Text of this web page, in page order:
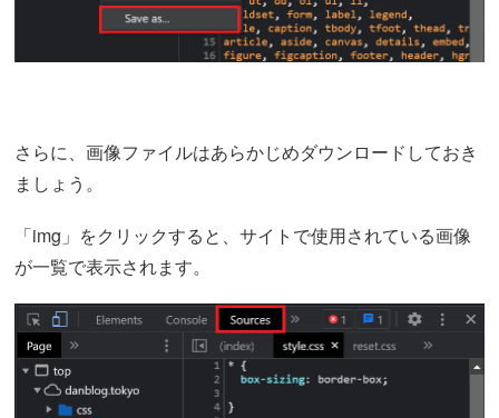
さらに、画像ファイルはあらかじめダウンロードしておき
ましょう。
「img」をクリックすると、サイトで使用されている画像
が一覧で表示されます。